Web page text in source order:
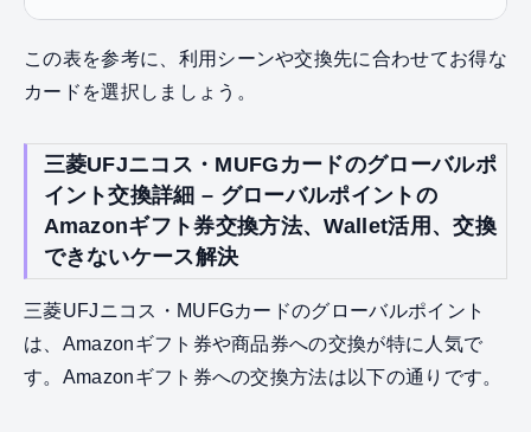
この表を参考に、利用シーンや交換先に合わせてお得な
カードを選択しましょう。
三菱UFJニコス・MUFGカードのグローバルポ
イント交換詳細 – グローバルポイントの
Amazonギフト券交換方法、Wallet活用、交換
できないケース解決
三菱UFJニコス・MUFGカードのグローバルポイント
は、Amazonギフト券や商品券への交換が特に人気で
す。Amazonギフト券への交換方法は以下の通りです。